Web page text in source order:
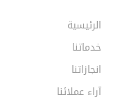
الرئيسية
خدماتنا
انجازاتنا
آراء عملائنا